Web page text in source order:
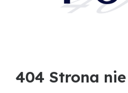
404 Strona